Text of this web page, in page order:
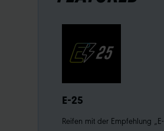
E-25
Reifen mit der Empfehlung